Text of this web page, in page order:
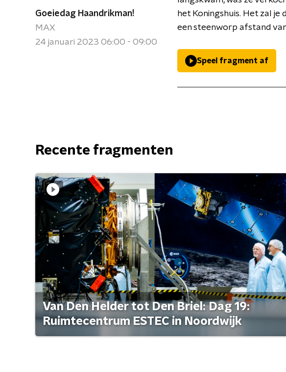
Goeiedag Haandrikman!
MAX
24 januari 2023 06:00 - 09:00
het Koningshuis. Het zal
een steenworp afstand
Speel fragment af
Recente fragmenten
Van Den Helder tot Den Briel: Dag 19:
Ruimtecentrum ESTEC in Noordwijk